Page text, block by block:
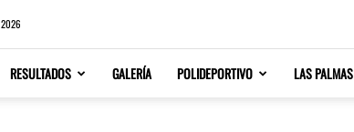
RESULTADOS GALERÍA POLIDEPORTIVO LAS PALMAS